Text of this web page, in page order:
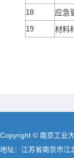
18
应急
19
材料
Copyright © 南京工业
地址：江苏省南京市江